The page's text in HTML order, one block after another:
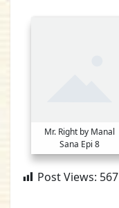
Mr. Right by Manal
Sana Epi 8
Post Views: 567